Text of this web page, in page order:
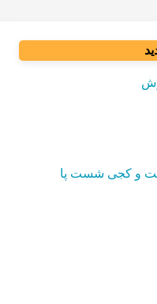
و کجی شست پا